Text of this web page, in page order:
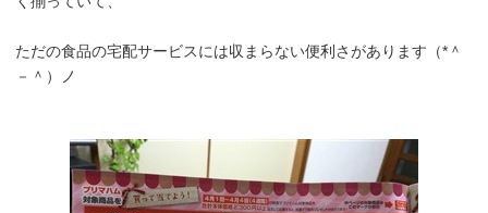
ただの食品の宅配サービスには収まらない便利さがあります（*＾
－＾）ノ